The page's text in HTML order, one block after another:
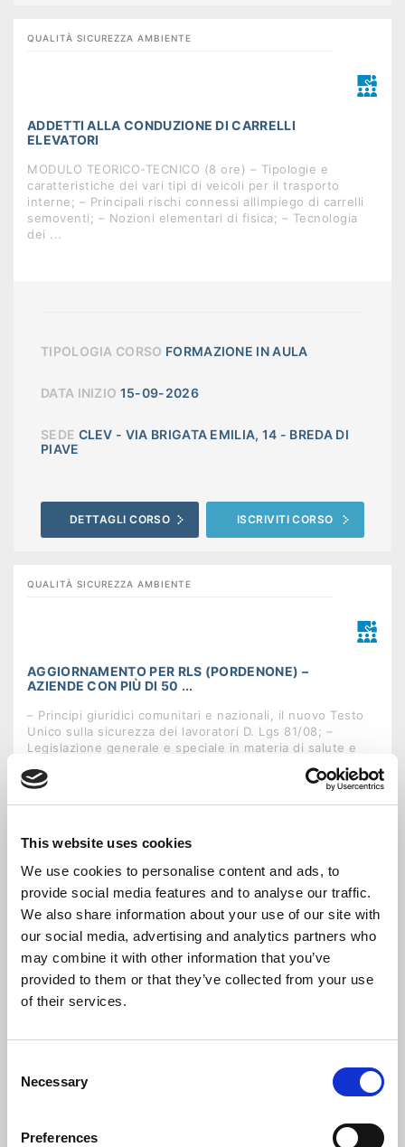
This website uses cookies
We use cookies to personalise content and ads, to
provide social media features and to analyse our traffic.
We also share information about your use of our site with
our social media, advertising and analytics partners who
may combine it with other information that you’ve
provided to them or that they’ve collected from your use
of their services.
Selection
Necessary
Preferences
QUALITÀ SICUREZZA AMBIENTE
ADDETTI ALLA CONDUZIONE DI CARRELLI
ELEVATORI
MODULO TEORICO-TECNICO (8 ore) – Tipologie e
caratteristiche dei vari tipi di veicoli per il trasporto
interne; – Principali rischi connessi allimpiego di carrelli
semoventi; – Nozioni elementari di fisica; – Tecnologia
dei ...
TIPOLOGIA CORSO FORMAZIONE IN AULA
DATA INIZIO 15-09-2026
SEDE CLEV - VIA BRIGATA EMILIA, 14 - BREDA DI
PIAVE
DETTAGLI CORSO ISCRIVITI CORSO
QUALITÀ SICUREZZA AMBIENTE
AGGIORNAMENTO PER RLS (PORDENONE) –
AZIENDE CON PIÙ DI 50 ...
– Principi giuridici comunitari e nazionali, il nuovo Testo
Unico sulla sicurezza dei lavoratori D. Lgs 81/08; –
Legislazione generale e speciale in materia di salute e
TIPOLOGIA CORSOFORMAZIONE IN AULA
DATA INIZIO15-09-2026
SEDE UNISEF PN - PIAZZETTA DEL PORTELLO, 2
PORDENONE